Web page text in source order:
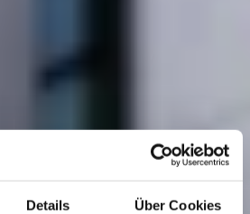
Details Über Cookies